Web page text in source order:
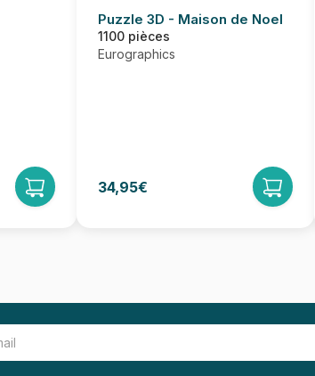
Puzzle 3D - Maison de Noel
1100 pièces
Eurographics
34,95€